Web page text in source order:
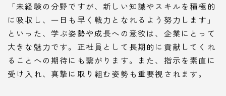
「未経験の分野ですが、新しい知識やスキルを積極的
に吸収し、一日も早く戦力となれるよう努力します」
といった、学ぶ姿勢や成長への意欲は、企業にとって
大きな魅力です。正社員として長期的に貢献してくれ
ることへの期待にも繋がります。また、指示を素直に
受け入れ、真摯に取り組む姿勢も重要視されます。